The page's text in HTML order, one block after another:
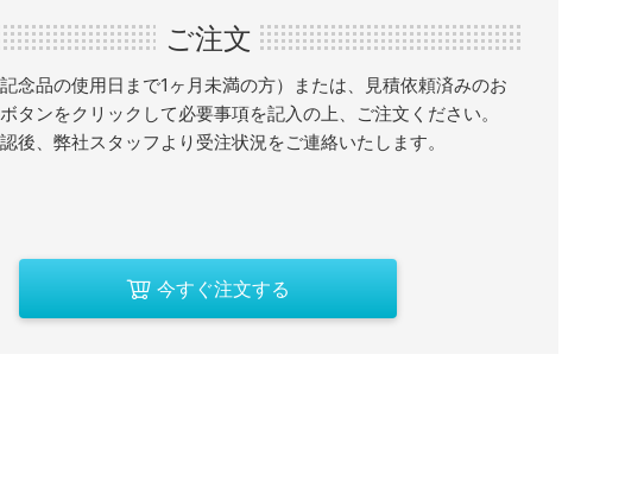
ご注文
念品の使用日まで1ヶ月未満の方）または、見積依頼済みのお
タンをクリックして必要事項を記入の上、ご注文ください。
後、弊社スタッフより受注状況をご連絡いたします。
今すぐ注文する